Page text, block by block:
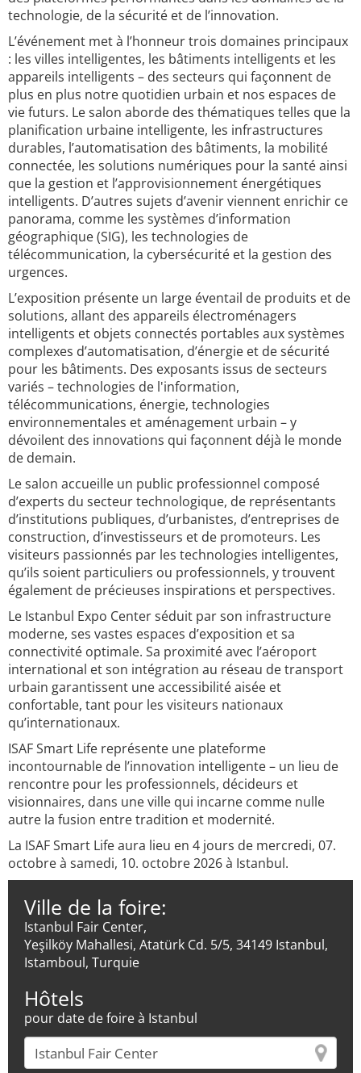
technologie, de la sécurité et de l’innovation.
L’événement met à l’honneur trois domaines principaux
: les villes intelligentes, les bâtiments intelligents et les
appareils intelligents – des secteurs qui façonnent de
plus en plus notre quotidien urbain et nos espaces de
vie futurs. Le salon aborde des thématiques telles que la
planification urbaine intelligente, les infrastructures
durables, l’automatisation des bâtiments, la mobilité
connectée, les solutions numériques pour la santé ainsi
que la gestion et l’approvisionnement énergétiques
intelligents. D’autres sujets d’avenir viennent enrichir ce
panorama, comme les systèmes d’information
géographique (SIG), les technologies de
télécommunication, la cybersécurité et la gestion des
urgences.
L’exposition présente un large éventail de produits et de
solutions, allant des appareils électroménagers
intelligents et objets connectés portables aux systèmes
complexes d’automatisation, d’énergie et de sécurité
pour les bâtiments. Des exposants issus de secteurs
variés – technologies de l'information,
télécommunications, énergie, technologies
environnementales et aménagement urbain – y
dévoilent des innovations qui façonnent déjà le monde
de demain.
Le salon accueille un public professionnel composé
d’experts du secteur technologique, de représentants
d’institutions publiques, d’urbanistes, d’entreprises de
construction, d’investisseurs et de promoteurs. Les
visiteurs passionnés par les technologies intelligentes,
qu’ils soient particuliers ou professionnels, y trouvent
également de précieuses inspirations et perspectives.
Le Istanbul Expo Center séduit par son infrastructure
moderne, ses vastes espaces d’exposition et sa
connectivité optimale. Sa proximité avec l’aéroport
international et son intégration au réseau de transport
urbain garantissent une accessibilité aisée et
confortable, tant pour les visiteurs nationaux
qu’internationaux.
ISAF Smart Life représente une plateforme
incontournable de l’innovation intelligente – un lieu de
rencontre pour les professionnels, décideurs et
visionnaires, dans une ville qui incarne comme nulle
autre la fusion entre tradition et modernité.
La ISAF Smart Life aura lieu en 4 jours de mercredi, 07.
octobre à samedi, 10. octobre 2026 à Istanbul.
Ville de la foire:
Istanbul Fair Center,
Yeşilköy Mahallesi, Atatürk Cd. 5/5, 34149 Istanbul,
Istamboul, Turquie
Hôtels
pour date de foire à Istanbul